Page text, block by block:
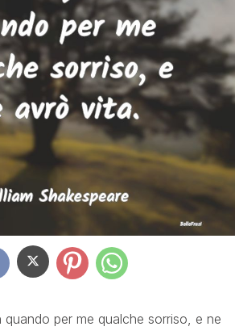
quando per me qualche sorriso, e ne